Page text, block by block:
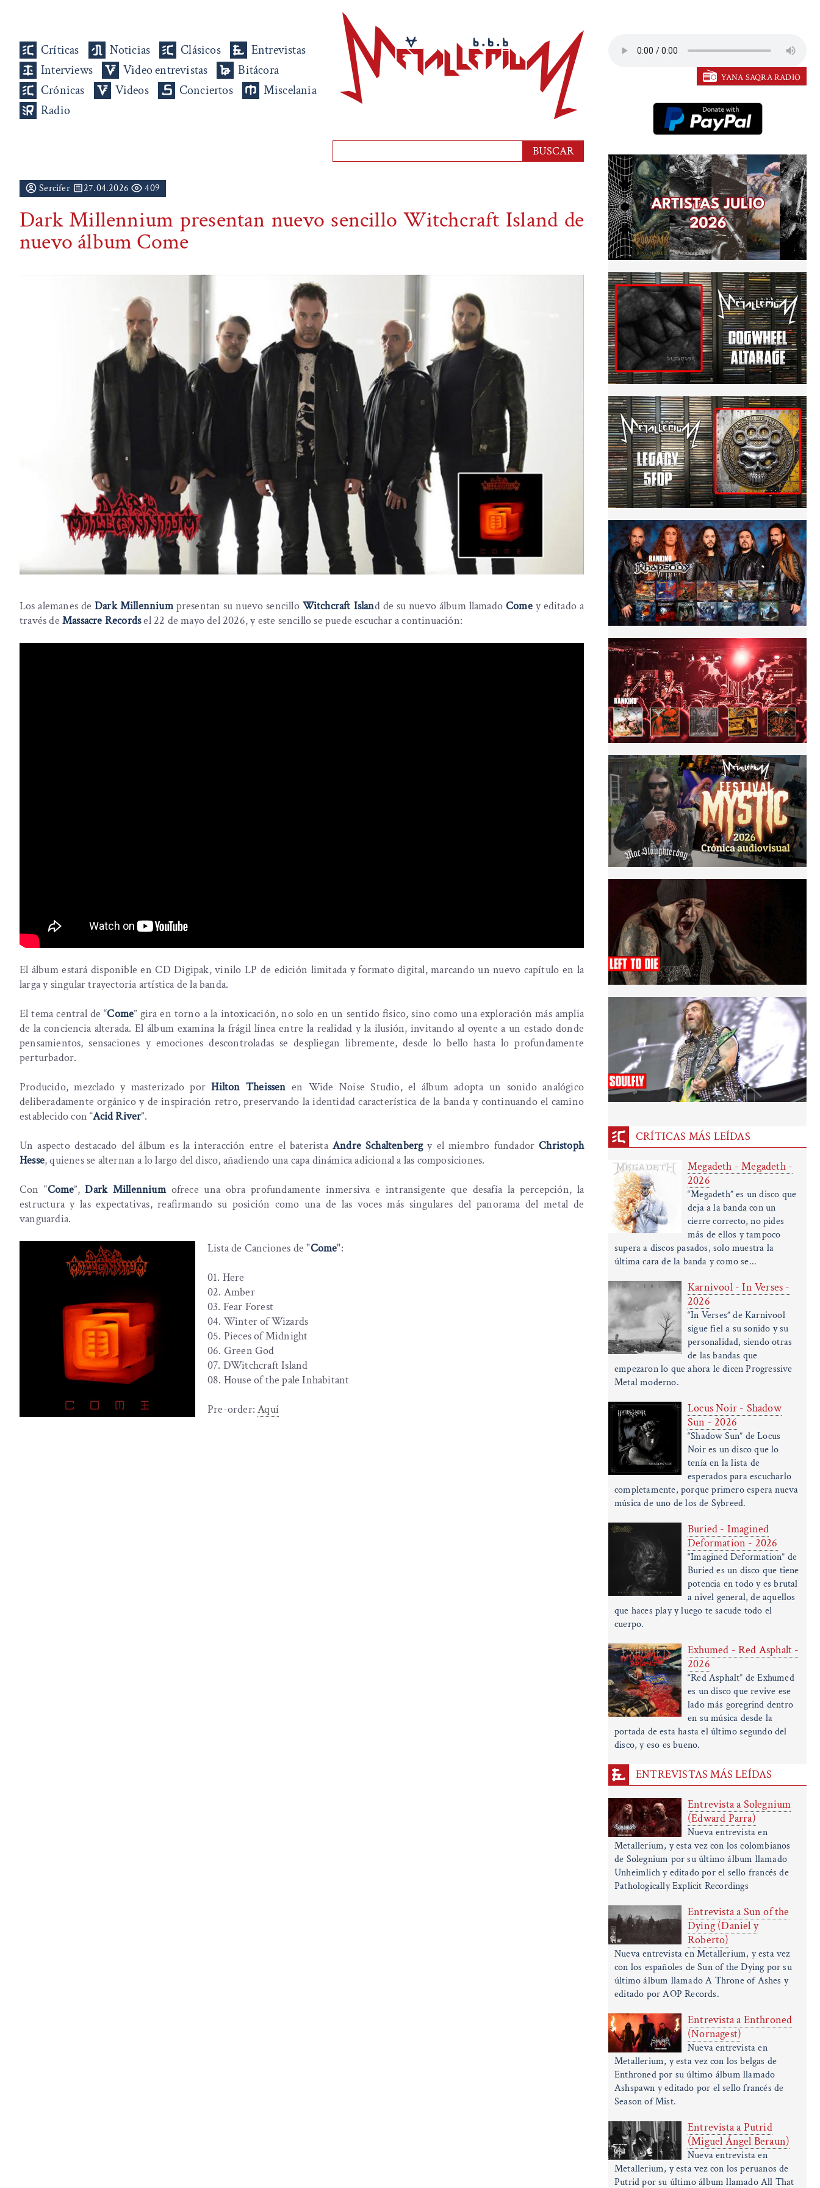
Críticas Noticias Clásicos
Entrevistas
Interviews
Video entrevistas
Bitácora
Crónicas
Videos Conciertos
Miscelania
Radio
Sercifer 27.04.2026 409
Dark Millennium presentan nuevo sencillo Witchcraft Island de
nuevo álbum Come
Los alemanes deDark Millenniumpresentan su nuevo sencillo Witchcraft Island de su nuevo álbum llamado Comey editado a
través de Massacre Recordsel 22 de mayo del 2026, y este sencillo se puede escuchar a continuación:
El álbum estará disponible en CD Digipak, vinilo LP de edición limitada y formato digital, marcando un nuevo capítulo en la
larga y singular trayectoria artística de la banda.
El tema central de “Come” gira en torno a la intoxicación, no solo en un sentido físico, sino como una exploración más amplia
de la conciencia alterada. El álbum examina la frágil línea entre la realidad y la ilusión, invitando al oyente a un estado donde
pensamientos, sensaciones y emociones descontroladas se despliegan libremente, desde lo bello hasta lo profundamente
perturbador.
Producido, mezclado y masterizado porHilton Theissen en Wide Noise Studio, el álbum adopta un sonido analógico
deliberadamente orgánico y de inspiración retro, preservando la identidad característica de la banda y continuando el camino
establecido con “Acid River”.
Un aspecto destacado del álbum es la interacción entre el baterista Andre Schaltenbergy el miembro fundadorChristoph
Hesse, quienes se alternan a lo largo del disco, añadiendo una capa dinámica adicional a las composiciones.
Con “Come”,Dark Millenniumofrece una obra profundamente inmersiva e intransigente que desafía la percepción, la
estructura y las expectativas, reafirmando su posición como una de las voces más singulares del panorama del metal de
vanguardia.
Lista de Canciones de "Come":
01. Here
02. Amber
03. Fear Forest
04. Winter of Wizards
05. Pieces of Midnight
06. Green God
07. DWitchcraft Island
08. House of the pale Inhabitant
Pre-order:Aquí
YANA SAQRA RADIO
CRÍTICAS MÁS LEÍDAS
Megadeth - Megadeth -
2026
“Megadeth” es un disco que
deja a la banda con un
cierre correcto, no pides
más de ellos y tampoco
supera a discos pasados, solo muestra la
última cara de la banda y como se...
Karnivool - In Verses -
2026
“In Verses” de Karnivool
sigue fiel a su sonido y su
personalidad, siendo otras
de las bandas que
empezaron lo que ahora le dicen Progressive
Metal moderno.
Locus Noir - Shadow
Sun - 2026
“Shadow Sun” de Locus
Noir es un disco que lo
tenía en la lista de
esperados para escucharlo
completamente, porque primero espera nueva
música de uno de los de Sybreed.
Buried - Imagined
Deformation - 2026
“Imagined Deformation” de
Buried es un disco que tiene
potencia en todo y es brutal
a nivel general, de aquellos
que haces play y luego te sacude todo el
cuerpo.
Exhumed - Red Asphalt -
2026
“Red Asphalt” de Exhumed
es un disco que revive ese
lado más goregrind dentro
en su música desde la
portada de esta hasta el último segundo del
disco, y eso es bueno.
ENTREVISTAS MÁS LEÍDAS
Entrevista a Solegnium
(Edward Parra)
Nueva entrevista en
Metallerium, y esta vez con los colombianos
de Solegnium por su último álbum llamado
Unheimlich y editado por el sello francés de
Pathologically Explicit Recordings
Entrevista a Sun of the
Dying (Daniel y
Roberto)
Nueva entrevista en Metallerium, y esta vez
con los españoles de Sun of the Dying por su
último álbum llamado A Throne of Ashes y
editado por AOP Records.
Entrevista a Enthroned
(Nornagest)
Nueva entrevista en
Metallerium, y esta vez con los belgas de
Enthroned por su último álbum llamado
Ashspawn y editado por el sello francés de
Season of Mist.
Entrevista a Putrid
(Miguel Ángel Beraun)
Nueva entrevista en
Metallerium, y esta vez con los peruanos de
Putrid por su último álbum llamado All That